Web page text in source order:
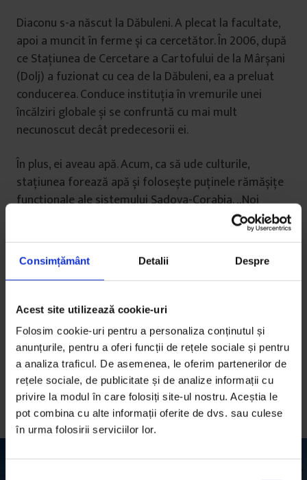
Consimțământ Detalii Despre
Acest site utilizează cookie-uri
Folosim cookie-uri pentru a personaliza conținutul și
anunțurile, pentru a oferi funcții de rețele sociale și pentru
a analiza traficul. De asemenea, le oferim partenerilor de
rețele sociale, de publicitate și de analize informații cu
privire la modul în care folosiți site-ul nostru. Aceștia le
pot combina cu alte informații oferite de dvs. sau culese
în urma folosirii serviciilor lor.
Diaconu s-a născut la Dăbuleni. A plecat la facultate,
apoi a muncit în ferme și ca cercetător. În 2006, după
ce Stațiunea de Cercetare a Cartofului de la Mârșani
(Dolj) a fuzionat cu cea de la Dăbuleni, ea a preluat
conducerea. Conduce instituția în vremurile unei
încălziri globale și se confruntă cu mai mult
necunoscut decât predecesorii ei.
În plus, ei aveau apă. Acum, ca să ude culturile,
stațiunea forează apă și folosește puținele rămășițe
funcționale ale sistemului Sadova-Corabia. „Noi
mereu trăim într-o luptă cu natura”, spune ea. „Și noi
facem eforturi, ca și plantele pe care le cultivăm. Și
ele sunt niște luptătoare, și noi suntem niște
luptători.”
Când unele plante pierd bătălia, cercetătorii caută
soldați noi. În 2016, au pornit o dezbatere cu
reprezentanți ai universităților și instituțiilor din zona
agricolă despre ce fel de pomi s-ar preta la aceste
soluri și, așa, pe câmpul experimental s-au plantat
trandafiri bulgărești pentru dulceață, măslini, curmali
sau kiwi.